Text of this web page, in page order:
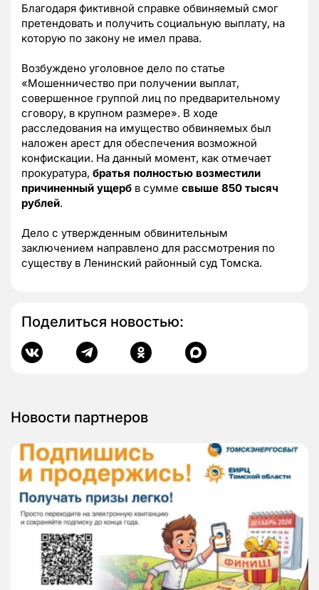
Благодаря фиктивной справке обвиняемый смог
претендовать и получить социальную выплату, на
которую по закону не имел права.
Возбуждено уголовное дело по статье
«Мошенничество при получении выплат,
совершенное группой лиц по предварительному
сговору, в крупном размере». В ходе
расследования на имущество обвиняемых был
наложен арест для обеспечения возможной
конфискации. На данный момент, как отмечает
прокуратура, братья полностью возместили
причиненный ущерб в сумме свыше 850 тысяч
рублей.
Дело с утвержденным обвинительным
заключением направлено для рассмотрения по
существу в Ленинский районный суд Томска.
Поделиться новостью:
Новости партнеров